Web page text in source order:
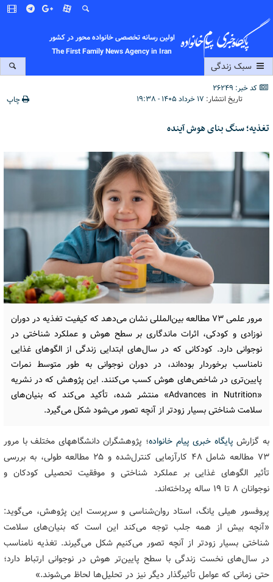
اولین رسانه تخصصی خانواده محور در کشور
The First Family News Agency in Iran
سبک زندگی
کد خبر: 26249
تاریخ انتشار: ۱۷ خرداد ۱۴۰۵ - ۱۹:۳۸ چاپ
تغذیه؛ سنگ بنای هوش آینده
مرور علمی ۷۳ مطالعه بین‌المللی نشان می‌دهد که کیفیت تغذیه در دوران
نوزادی و کودکی، اثرات ماندگاری بر سطح هوش و عملکرد شناختی در
نوجوانی دارد. کودکانی که در سال‌های ابتدایی زندگی از الگوهای غذایی
نامناسب برخوردار بوده‌اند، در دوران نوجوانی به طور متوسط نمرات
پایین‌تری در شاخص‌های هوش کسب می‌کنند. این پژوهش که در نشریه
«Advances in Nutrition» منتشر شده، تأکید می‌کند که بنیان‌های
سلامت شناختی بسیار زودتر از آنچه تصور می‌شود شکل می‌گیرد.
به گزارش پایگاه خبری پیام خانواده؛ پژوهشگران دانشگاههای مختلف با مرور
۷۳ مطالعه شامل ۴۸ کارآزمایی کنترل‌شده و ۲۵ مطالعه طولی، به بررسی
تأثیر الگوهای غذایی بر عملکرد شناختی و موفقیت تحصیلی کودکان و
نوجوانان ۸ تا ۱۹ ساله پرداخته‌اند.
پروفسور هیلی یانگ، استاد روان‌شناسی و سرپرست این پژوهش، می‌گوید:
«آنچه بیش از همه جلب توجه می‌کند این است که بنیان‌های سلامت
شناختی بسیار زودتر از آنچه تصور می‌کنیم شکل می‌گیرند. تغذیه نامناسب
در سال‌های نخست زندگی با سطح پایین‌تر هوش در نوجوانی ارتباط دارد؛
حتی زمانی که عوامل تأثیرگذار دیگر نیز در تحلیل‌ها لحاظ می‌شوند.»